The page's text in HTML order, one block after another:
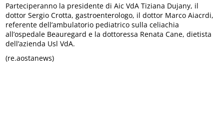
Parteciperanno la presidente di Aic VdA Tiziana Dujany, il
dottor Sergio Crotta, gastroenterologo, il dottor Marco Aiacrdi,
referente dell’ambulatorio pediatrico sulla celiachia
all’ospedale Beauregard e la dottoressa Renata Cane, dietista
dell’azienda Usl VdA.
(re.aostanews)